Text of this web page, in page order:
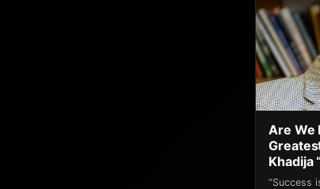
Are We
Khadija
“Success